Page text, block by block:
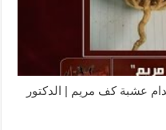
عشبة كف مريم | الدكتور